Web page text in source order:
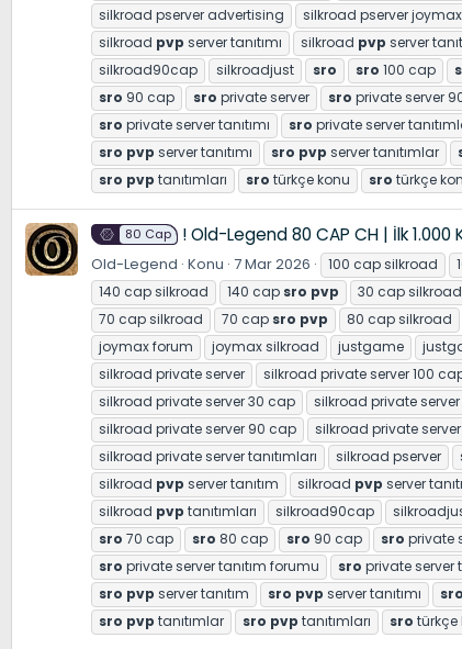
silkroad pserver advertising
silkroad pserver joymax
silkroad pvp server tanıtımı silkroad pvp server
silkroad90cap
silkroadjust sro sro 100 cap
sro 90 cap sro private server sro private server
sro private server tanıtımı sro private server
sro pvp server tanıtımı sro pvp server tanıtımlar
sro pvp tanıtımları sro türkçe konu sro türkçe
80 Cap ! Old-Legend 80 CAP CH | İlk
Old-Legend Konu 7 Mar 2026 100 cap silkroad
140 cap silkroad
140 cap sro pvp 30 cap silkroad
70 cap silkroad
70 cap sro pvp 80 cap silkroad
joymax forum
joymax silkroad justgame
silkroad private server
silkroad private server 100
silkroad private server 30 cap
silkroad private
silkroad private server 90 cap
silkroad private
silkroad private server tanıtımları
silkroad pserver
silkroad pvp server tanıtım silkroad pvp server
silkroad pvp tanıtımları silkroad90cap
sro 70 cap sro 80 cap sro 90 cap sro private
sro private server tanıtım forumu sro private server
sro pvp server tanıtım sro pvp server tanıtımı sro
sro pvp tanıtımlar sro pvp tanıtımları sro türkçe